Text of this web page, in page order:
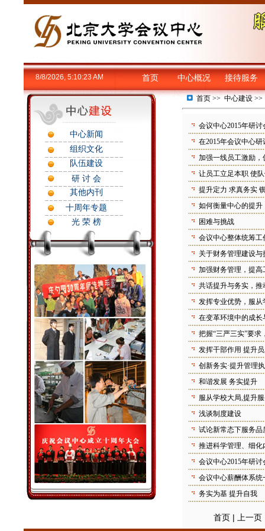
8/8/2026, 5:10:23 AM 首页 中心概况 接待服务
中心新闻
组织文化
队伍建设
研 讨 会
其他内刊
十周年专题
光 荣 榜
首页>> 中心建设
会议中心2015年研讨
在2015年会议中心
加强一线员工激励
让员工立足本职 使
提升定力 求真务实
如何衡量中心的提升
困难与挑战
会议中心整体统筹工
关于财务管理建设与
加强财务管理，提高
共话提升与务实，推
发挥专业优势，服
在变革环境中的成长
把握“三严三实”要求
发挥干部作用 提升
创新务实·提升管理
和谐发展 务实提升
服从学校大局,提升
浅谈制度建设
试论新常态下服务品
推进科学管理、细
会议中心2015年研讨
会议中心薪酬体系统
务实为基 提升自我
首页 | 上一页